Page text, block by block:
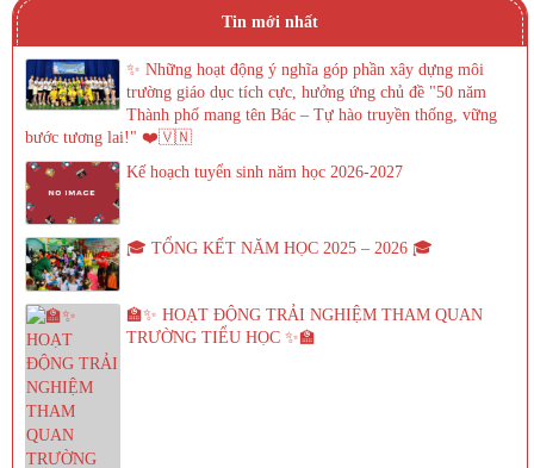
Tin mới nhất
✨ Những hoạt động ý nghĩa góp phần xây dựng môi
trường giáo dục tích cực, hưởng ứng chủ đề "50 năm
Thành phố mang tên Bác – Tự hào truyền thống, vững
bước tương lai!" ❤️🇻🇳
Kế hoạch tuyển sinh năm học 2026-2027
🎓 TỔNG KẾT NĂM HỌC 2025 – 2026 🎓
🏫✨ HOẠT ĐỘNG TRẢI NGHIỆM THAM QUAN
TRƯỜNG TIỂU HỌC ✨🏫